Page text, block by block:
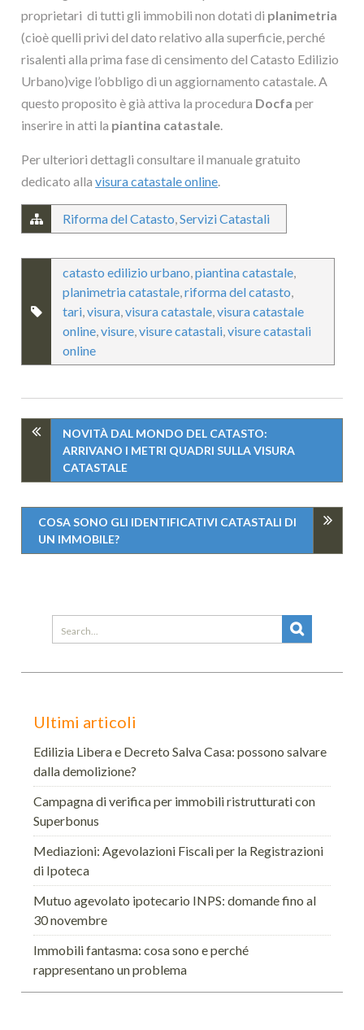
proprietari di tutti gli immobili non dotati di planimetria
(cioè quelli privi del dato relativo alla superficie, perché
risalenti alla prima fase di censimento del Catasto Edilizio
Urbano)vige l’obbligo di un aggiornamento catastale. A
questo proposito è già attiva la procedura Docfa per
inserire in atti la piantina catastale.
Per ulteriori dettagli consultare il manuale gratuito
dedicato allavisura catastale online.
Riforma del Catasto,Servizi Catastali
catasto edilizio urbano,piantina catastale,
planimetria catastale,riforma del catasto,
tari,visura,visura catastale,visura catastale
online,visure,visure catastali,visure catastali
online
NOVITÀ DAL MONDO DEL CATASTO:
ARRIVANO I METRI QUADRI SULLA VISURA
CATASTALE
COSA SONO GLI IDENTIFICATIVI CATASTALI DI
UN IMMOBILE?
Search
for:
Ultimi articoli
Edilizia Libera e Decreto Salva Casa: possono salvare
dalla demolizione?
Campagna di verifica per immobili ristrutturati con
Superbonus
Mediazioni: Agevolazioni Fiscali per la Registrazioni
di Ipoteca
Mutuo agevolato ipotecario INPS: domande fino al
30 novembre
Immobili fantasma: cosa sono e perché
rappresentano un problema